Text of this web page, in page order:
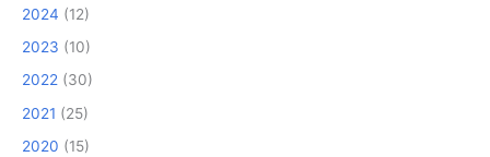
2024 (12)
2023 (10)
2022 (30)
2021 (25)
2020 (15)